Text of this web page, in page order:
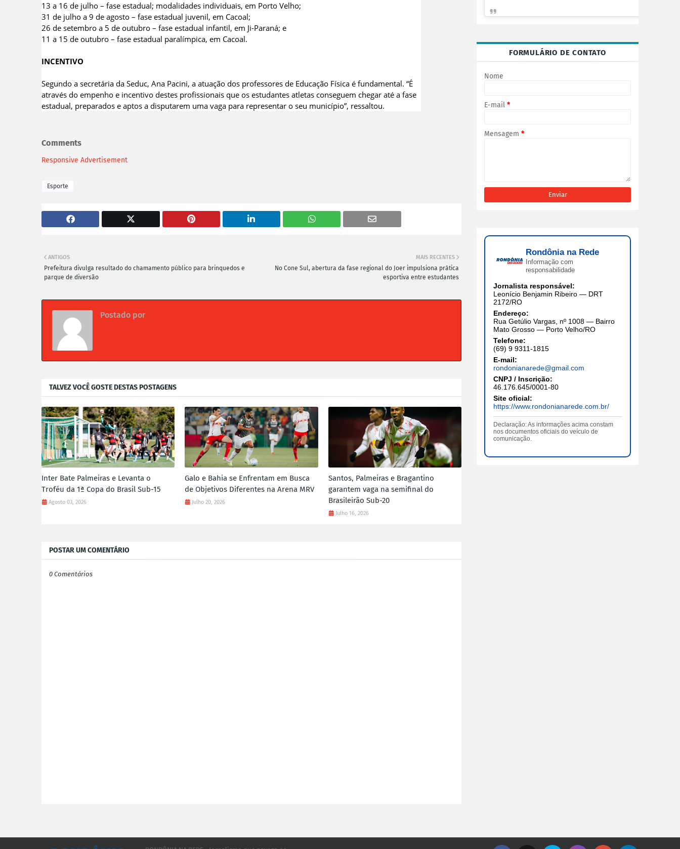
13 a 16 de julho – fase estadual; modalidades individuais, em Porto Velho;
31 de julho a 9 de agosto – fase estadual juvenil, em Cacoal;
26 de setembro a 5 de outubro – fase estadual infantil, em Ji-Paraná; e
11 a 15 de outubro – fase estadual paralímpica, em Cacoal.
INCENTIVO
Segundo a secretária da Seduc, Ana Pacini, a atuação dos professores de Educação Física é fundamental. “É
através do empenho e incentivo destes profissionais que os estudantes atletas conseguem chegar até a fase
estadual, preparados e aptos a disputarem uma vaga para representar o seu município”, ressaltou.
Comments
Responsive Advertisement
Esporte
MAIS RECENTES
No Cone Sul, abertura da fase regional do Joer impulsiona prática
esportiva entre estudantes
ANTIGOS
Prefeitura divulga resultado do chamamento público para brinquedos e
parque de diversão
Postado por
TALVEZ VOCÊ GOSTE DESTAS POSTAGENS
Inter Bate Palmeiras e Levanta o
Troféu da 1ª Copa do Brasil Sub-15
Agosto 03, 2026
Galo e Bahia se Enfrentam em Busca
de Objetivos Diferentes na Arena MRV
Julho 20, 2026
Santos, Palmeiras e Bragantino
garantem vaga na semifinal do
Brasileirão Sub-20
Julho 16, 2026
POSTAR UM COMENTÁRIO
0 Comentários
FORMULÁRIO DE CONTATO
Nome
E-mail *
Mensagem *
Rondônia na Rede
Informação com
responsabilidade
Jornalista responsável:
Leonício Benjamin Ribeiro — DRT
2172/RO
Endereço:
Rua Getúlio Vargas, nº 1008 — Bairro
Mato Grosso — Porto Velho/RO
Telefone:
(69) 9 9311-1815
E-mail:
rondonianarede@gmail.com
CNPJ / Inscrição:
46.176.645/0001-80
Site oficial:
https://www.rondonianarede.com.br/
Declaração: As informações acima constam
nos documentos oficiais do veículo de
comunicação.